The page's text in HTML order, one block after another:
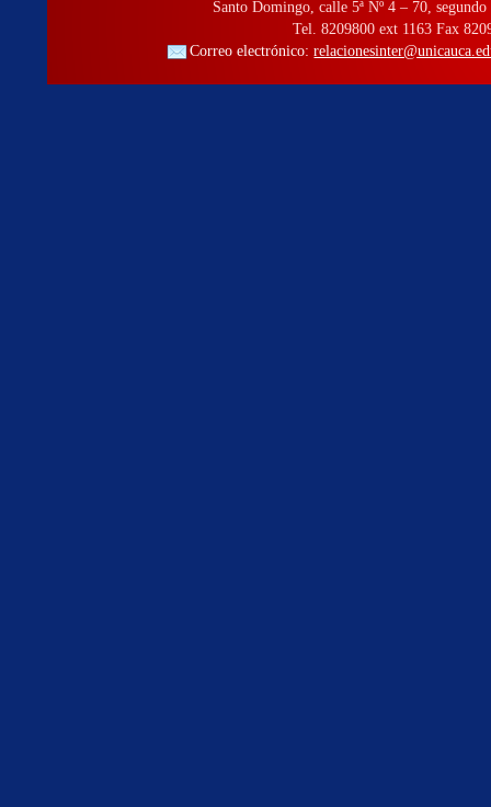
Santo Domingo, calle 5ª Nº 4 – 70, segundo
Tel. 8209800 ext 1163 Fax
Correo electrónico: